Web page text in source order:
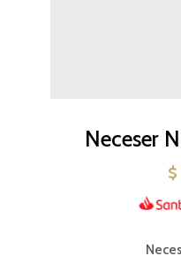
Neceser
$